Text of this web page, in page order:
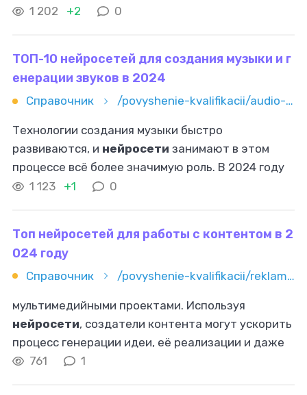
решаются задачи, которые раньше требовали
1 202 +2 0
ТОП-10 нейросетей для создания музыки и г
енерации звуков в 2024
Справочник /povyshenie-kvalifikacii/audio-i-video/top-10-neyrosetey-dlya-sozdaniya-muzyki-i-generacii-zvukov-v-202
Технологии создания музыки быстро
развиваются, и нейросети занимают в этом
процессе всё более значимую роль. В 2024 году
наблюдаются новые тенденции в этой области.
1 123 +1 0
Топ нейросетей для работы с контентом в 2
024 году
Справочник /povyshenie-kvalifikacii/reklama-i-marketing/kontent-marketing/top-neyrosetey-dlya-raboty-s-kontentom-v-2024-godu
мультимедийными проектами. Используя
нейросети, создатели контента могут ускорить
процесс генерации идеи, её реализации и даже
автоматизировать рутинные задачи. Одним из
761 1